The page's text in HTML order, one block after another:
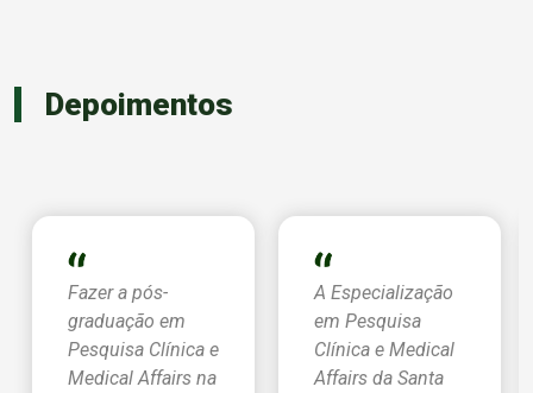
Depoimentos
Fazer a pós-
graduação em
Pesquisa Clínica e
Medical Affairs na
A Especialização
em Pesquisa
Clínica e Medical
Affairs da Santa